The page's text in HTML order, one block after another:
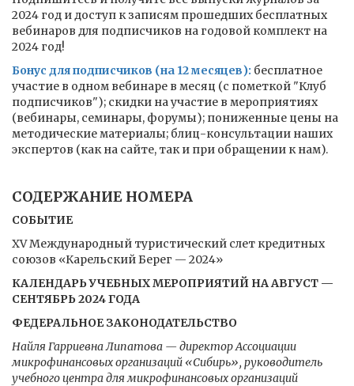
2024 год и доступ к записям прошедших бесплатных
вебинаров для подписчиков на годовой комплект на
2024 год!
Бонус для подписчиков (на 12 месяцев): бесплатное
участие в одном вебинаре в месяц (с пометкой "Клуб
подписчиков"); скидки на участие в мероприятиях
(вебинары, семинары, форумы); пониженные цены на
методические материалы; блиц-консультации наших
экспертов (как на сайте, так и при обращении к нам).
СОДЕРЖАНИЕ НОМЕРА
СОБЫТИЕ
XV Международный туристический слет кредитных
союзов «Карельский Берег — 2024»
КАЛЕНДАРЬ УЧЕБНЫХ МЕРОПРИЯТИЙ НА АВГУСТ —
СЕНТЯБРЬ 2024 ГОДА
ФЕДЕРАЛЬНОЕ ЗАКОНОДАТЕЛЬСТВО
Найля Гарриевна Липатова — директор Ассоциации
микрофинансовых организаций «Сибирь», руководитель
учебного центра для микрофинансовых организаций